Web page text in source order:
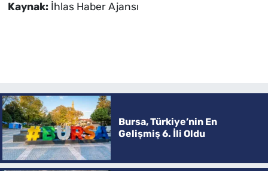
Kaynak: İhlas Haber Ajansı
Bursa, Türkiye’nin En
Gelişmiş 6. İli Oldu